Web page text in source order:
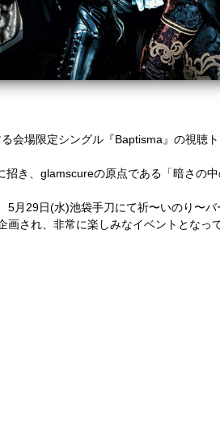
会場限定シングル『Baptisma』の視聴ト
き、glamscureの原点である「暗さの
月29日(水)池袋手刀にて祈〜いのり〜バ
され、非常に楽しみなイベントとなっ